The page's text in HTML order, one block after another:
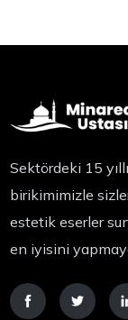
Sektördeki 15
birikimimizle
estetik eserler
en iyisini